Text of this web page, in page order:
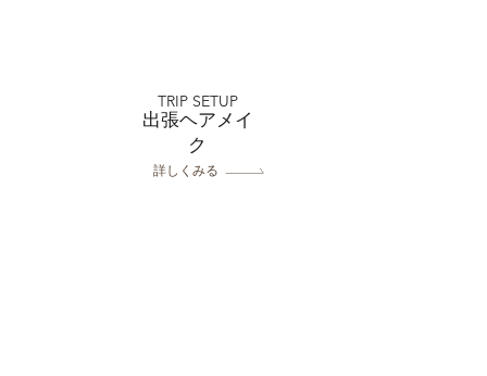
れた方のリアルな口コミ
紹介！その２✨｜フォト
ジオミルフィーユ浦和店
TRIP SETUP
出張ヘアメイ
ク
詳しくみる